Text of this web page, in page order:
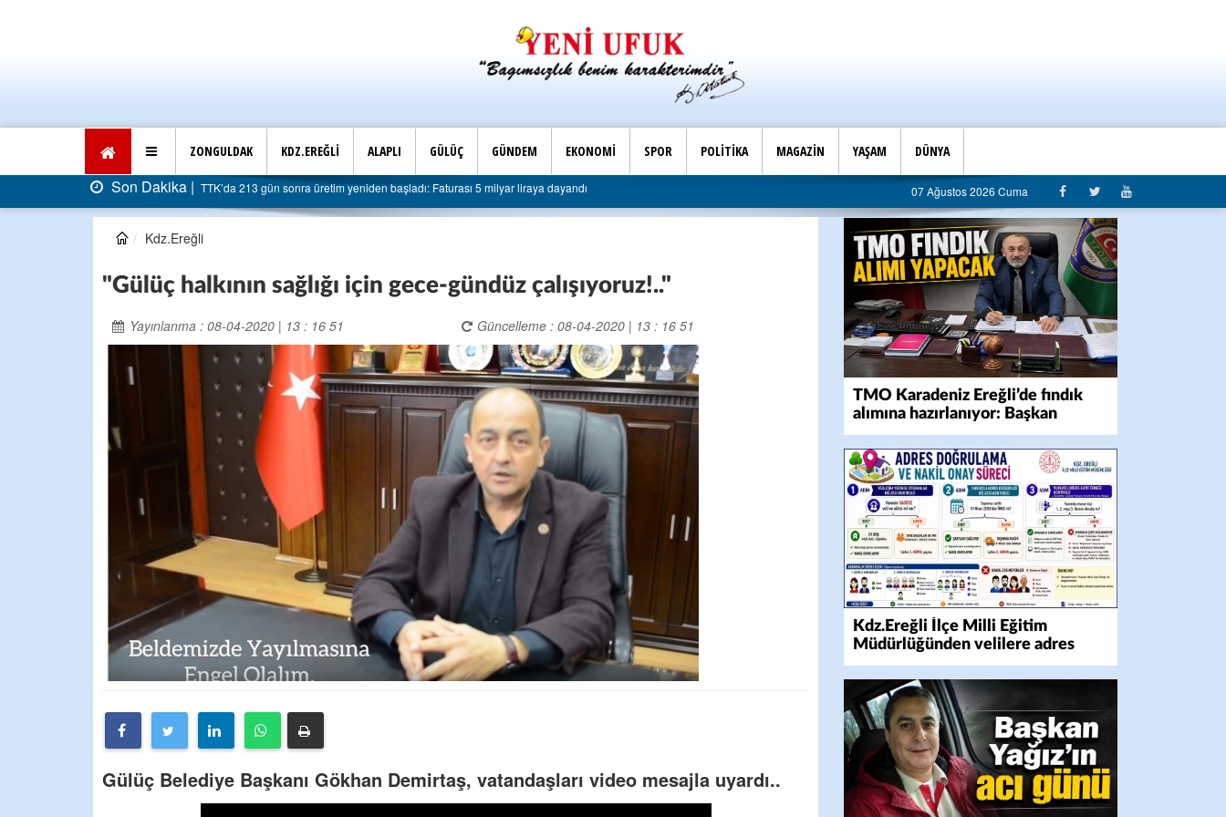
ZONGULDAK KDZ.EREĞLİ ALAPLI GÜLÜÇ GÜNDEM EKONOMİ SPOR POLİTİKA MAGAZİN YAŞAM DÜNYA
TTK’da 213 gün sonra üretim yeniden başladı: Faturası 5 milyar liraya dayandı Son Dakika | AK Parti Ereğli İlçe Başkanlığı’ndan belediyeye sert eleştiri: “Algı siyaseti değil, hizmet belediyeciliği”
07 Ağustos 2026 Cuma
Kdz.Ereğli
"Gülüç halkının sağlığı için gece-gündüz çalışıyoruz!.."
Yayınlanma : 08-04-2020 | 13 : 16 51 Güncelleme : 08-04-2020 | 13 : 16 51
Gülüç Belediye Başkanı Gökhan Demirtaş, vatandaşları video mesajla uyardı..
TMO Karadeniz Ereğli’de fındık
alımına hazırlanıyor: Başkan
Yalman’dan hasat uyarısı
Kdz.Ereğli İlçe Milli Eğitim
Müdürlüğünden velilere adres
doğrulama ve nakil süreci
bilgilendirmesi